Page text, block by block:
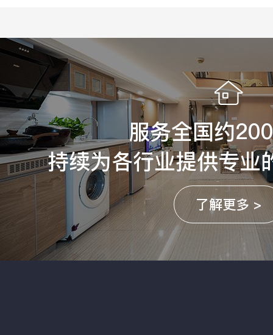
服务全国约
持续为各行业提供专业
了解更多 >